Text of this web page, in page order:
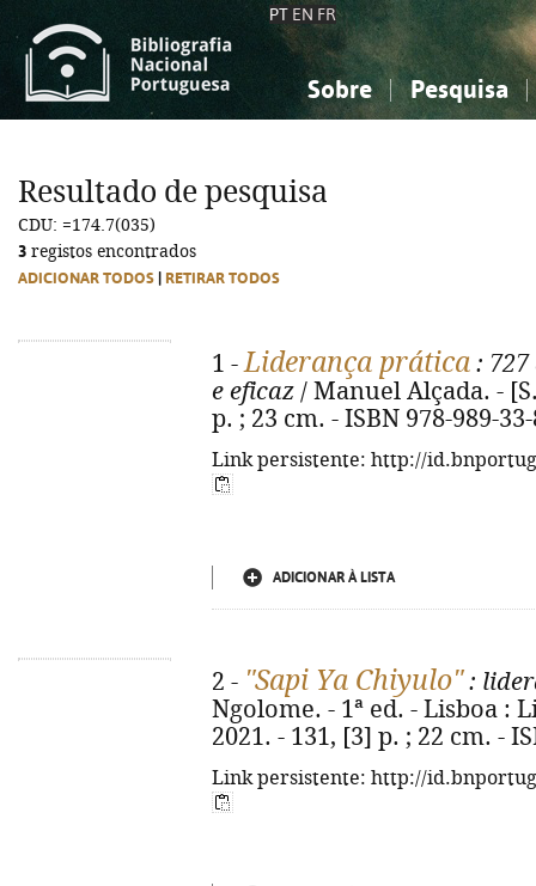
PT EN FR
Sobre Pesquisa
Ciências sociais...
Ciências sociais...
Resultado de pesquisa
CDU: =174.7(035)
3 registos encontrados
ADICIONAR TODOS RETIRAR TODOS
1 -Liderança prática :
e eficaz / Manuel Alçada. -
p. ; 23 cm. - ISBN 978-989-
Link persistente: http://
ADICIONAR À LISTA
2 - "Sapi Ya Chiyulo":
Ngolome. - 1ª ed. - Lisboa :
2021. - 131, [3] p. ; 22 cm. -
Link persistente: http://